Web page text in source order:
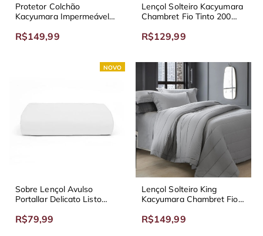
Protetor Colchão
Kacyumara Impermeável
R$149,99
Lençol Solteiro Kacyumara
Chambret Fio Tinto 200
R$129,99
NOVO
Sobre Lençol Avulso
Portallar Delicato Listo
R$79,99
Lençol Solteiro King
Kacyumara Chambret Fio
R$149,99